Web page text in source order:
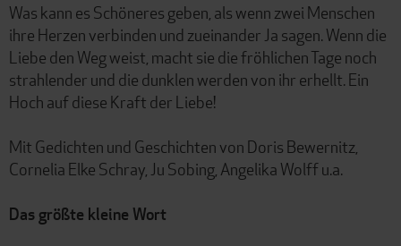
Was kann es Schöneres geben, als wenn zwei Menschen
ihre Herzen verbinden und zueinander Ja sagen. Wenn die
Liebe den Weg weist, macht sie die fröhlichen Tage noch
strahlender und die dunklen werden von ihr erhellt. Ein
Hoch auf diese Kraft der Liebe!
Mit Gedichten und Geschichten von Doris Bewernitz,
Cornelia Elke Schray, Ju Sobing, Angelika Wolff u.a.
Das größte kleine Wort